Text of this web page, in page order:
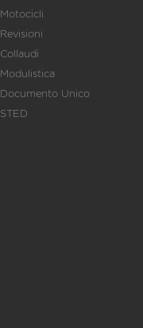
Motocicli
Revisioni
Collaudi
Modulistica
Documento Unico
STED